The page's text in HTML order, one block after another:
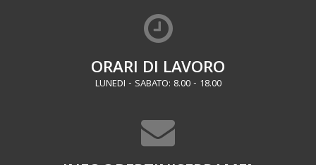
ORARI DI LAVORO
LUNEDI - SABATO: 8.00 - 18.00